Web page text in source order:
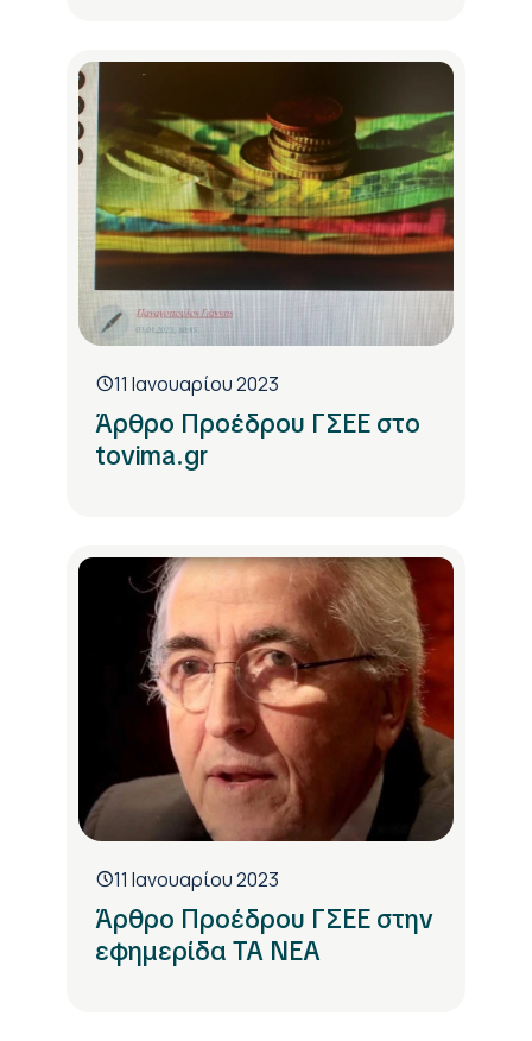
11 Ιανουαρίου 2023
Άρθρο Προέδρου ΓΣΕΕ στο
tovima.gr
11 Ιανουαρίου 2023
Άρθρο Προέδρου ΓΣΕΕ στην
εφημερίδα ΤΑ ΝΕΑ